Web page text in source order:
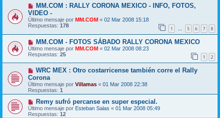
MM.COM : RALLY CORONA MEXICO - INFO, FOTOS,
VIDEO -
Último mensaje por MM.COM « 02 Mar 2008 15:18
Respuestas: 178 1 … 5 6 7 8
MM.COM - FOTOS SÁBADO RALLY CORONA MEXICO
Último mensaje por MM.COM « 02 Mar 2008 08:23
Respuestas: 25 1 2
WRC MEX : Otro costarricense también corre el Rally
Corona
Último mensaje por Villamas « 01 Mar 2008 22:38
Respuestas: 1
Remy sufró percanse en super especial.
Último mensaje por Esteban Salas « 01 Mar 2008 05:49
Respuestas: 12